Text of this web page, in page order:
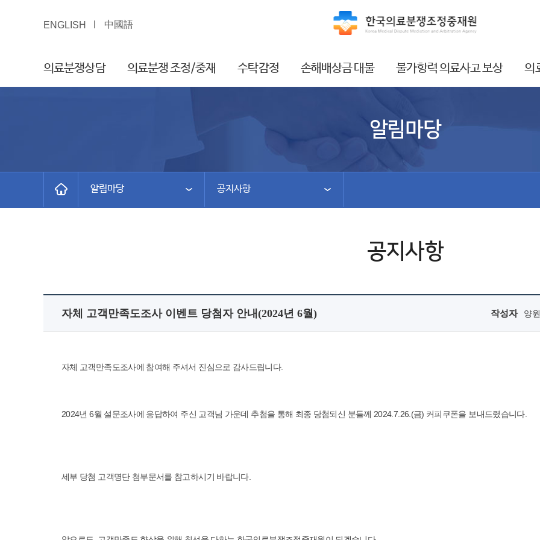
ENGLISH 中國語
의료분쟁상담 의료분쟁 조정/중재 수탁감정 손해배상금 대불 불가항력 의료사고 보상 의
알림마당
알림마당 공지사항
공지사항
자체 고객만족도조사 이벤트 당첨자 안내(2024년 6월) 작성자 양
자체 고객만족도조사에 참여해 주셔서 진심으로 감사드립니다.
2024년 6월 설문조사에 응답하여 주신 고객님 가운데 추첨을 통해 최종 당첨되신 분들께 2024.7.26.(금) 커피쿠폰을 보내드렸습니다.
세부 당첨 고객명단 첨부문서를 참고하시기 바랍니다.